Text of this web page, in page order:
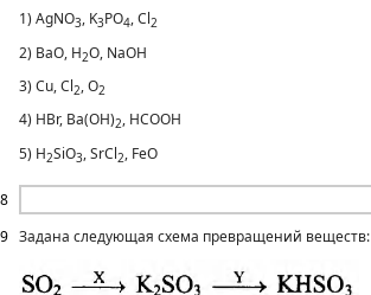
8
1) AgNO3, K3PO4, Cl2
2) BaO, H2O, NaOH
3) Cu, Cl2, O2
4) HBr, Ba(OH)2, HCOOH
5) H2SiO3, SrCl2, FeO
9 Задана следующая схема превращений веществ: